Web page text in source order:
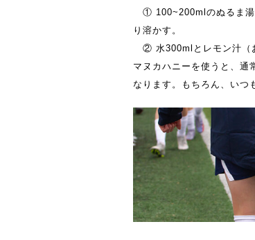
① 100~200mlのぬるま湯
り溶かす。
② 水300mlとレモン汁（
マヌカハニーを使うと、通
なります。もちろん、いつ